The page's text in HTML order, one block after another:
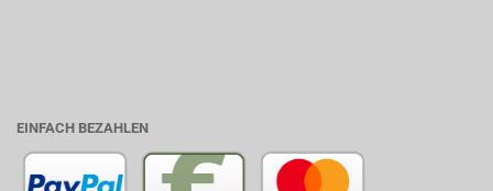
EINFACH BEZAHLEN